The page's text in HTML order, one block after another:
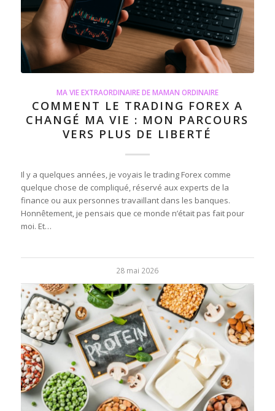
MA VIE EXTRAORDINAIRE DE MAMAN ORDINAIRE
COMMENT LE TRADING FOREX A
CHANGÉ MA VIE : MON PARCOURS
VERS PLUS DE LIBERTÉ
Il y a quelques années, je voyais le trading Forex comme
quelque chose de compliqué, réservé aux experts de la
finance ou aux personnes travaillant dans les banques.
Honnêtement, je pensais que ce monde n’était pas fait pour
moi. Et…
28 mai 2026